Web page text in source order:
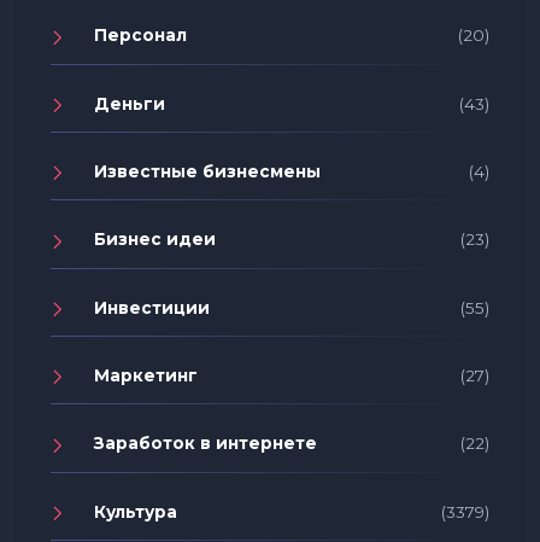
Персонал (20)
Деньги (43)
Известные бизнесмены (4)
Бизнес идеи (23)
Инвестиции (55)
Маркетинг (27)
Заработок в интернете (22)
Культура (3379)